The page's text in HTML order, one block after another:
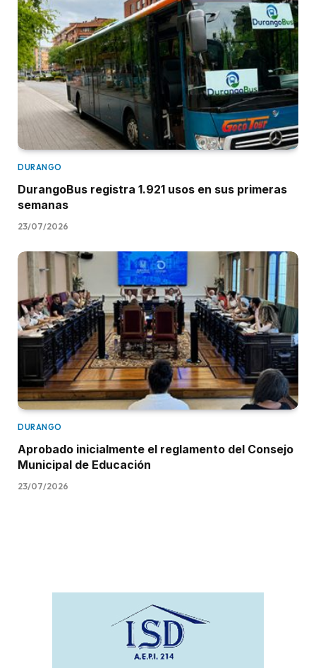
DURANGO
DurangoBus registra 1.921 usos en sus primeras
semanas
23/07/2026
DURANGO
Aprobado inicialmente el reglamento del Consejo
Municipal de Educación
23/07/2026